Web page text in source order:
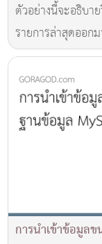
ตัวอย่างนี้จะอธิบา
รายการล่าสุดออกม
ไปตรวจสอบเงื่อน
การนำเข้าข้อมูล